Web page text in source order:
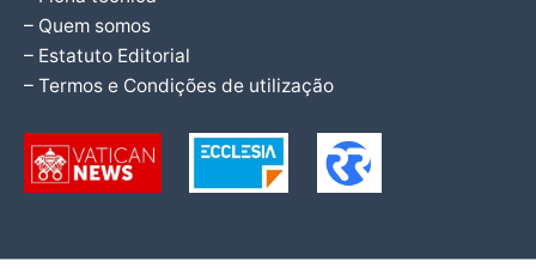
– Quem somos
– Estatuto Editorial
– Termos e Condições de utilização